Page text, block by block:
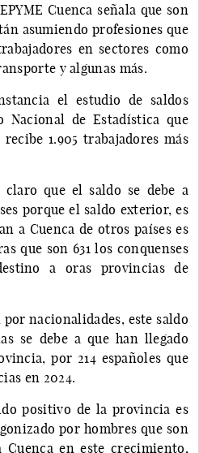
Cuenca señala que son
asumiendo profesiones que
en sectores como
y algunas más.
el estudio de saldos
de Estadística que
1.905 trabajadores más
claro que el saldo se debe a
porque el saldo exterior, es
a Cuenca de otros países es
que son 631 los conquenses
a oras provincias de
nacionalidades, este saldo
se debe a que han llegado
por 214 españoles que
en 2024.
positivo de la provincia es
por hombres que son
Cuenca en este crecimiento,